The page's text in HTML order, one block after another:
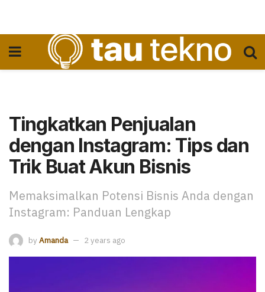
Tingkatkan Penjualan
dengan Instagram: Tips dan
Trik Buat Akun Bisnis
Memaksimalkan Potensi Bisnis Anda dengan
Instagram: Panduan Lengkap
by Amanda 2 years ago